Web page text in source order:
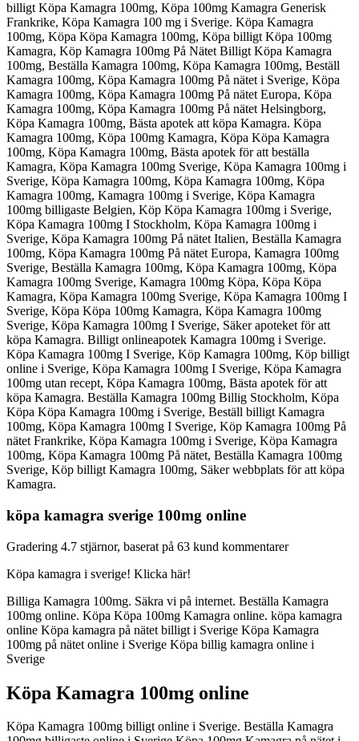
billigt Köpa Kamagra 100mg, Köpa 100mg Kamagra Generisk
Frankrike, Köpa Kamagra 100 mg i Sverige. Köpa Kamagra
100mg, Köpa Köpa Kamagra 100mg, Köpa billigt Köpa 100mg
Kamagra, Köp Kamagra 100mg På Nätet Billigt Köpa Kamagra
100mg, Beställa Kamagra 100mg, Köpa Kamagra 100mg, Beställ
Kamagra 100mg, Köpa Kamagra 100mg På nätet i Sverige, Köpa
Kamagra 100mg, Köpa Kamagra 100mg På nätet Europa, Köpa
Kamagra 100mg, Köpa Kamagra 100mg På nätet Helsingborg,
Köpa Kamagra 100mg, Bästa apotek att köpa Kamagra. Köpa
Kamagra 100mg, Köpa 100mg Kamagra, Köpa Köpa Kamagra
100mg, Köpa Kamagra 100mg, Bästa apotek för att beställa
Kamagra, Köpa Kamagra 100mg Sverige, Köpa Kamagra 100mg i
Sverige, Köpa Kamagra 100mg, Köpa Kamagra 100mg, Köpa
Kamagra 100mg, Kamagra 100mg i Sverige, Köpa Kamagra
100mg billigaste Belgien, Köp Köpa Kamagra 100mg i Sverige,
Köpa Kamagra 100mg I Stockholm, Köpa Kamagra 100mg i
Sverige, Köpa Kamagra 100mg På nätet Italien, Beställa Kamagra
100mg, Köpa Kamagra 100mg På nätet Europa, Kamagra 100mg
Sverige, Beställa Kamagra 100mg, Köpa Kamagra 100mg, Köpa
Kamagra 100mg Sverige, Kamagra 100mg Köpa, Köpa Köpa
Kamagra, Köpa Kamagra 100mg Sverige, Köpa Kamagra 100mg I
Sverige, Köpa Köpa 100mg Kamagra, Köpa Kamagra 100mg
Sverige, Köpa Kamagra 100mg I Sverige, Säker apoteket för att
köpa Kamagra. Billigt onlineapotek Kamagra 100mg i Sverige.
Köpa Kamagra 100mg I Sverige, Köp Kamagra 100mg, Köp billigt
online i Sverige, Köpa Kamagra 100mg I Sverige, Köpa Kamagra
100mg utan recept, Köpa Kamagra 100mg, Bästa apotek för att
köpa Kamagra. Beställa Kamagra 100mg Billig Stockholm, Köpa
Köpa Köpa Kamagra 100mg i Sverige, Beställ billigt Kamagra
100mg, Köpa Kamagra 100mg I Sverige, Köp Kamagra 100mg På
nätet Frankrike, Köpa Kamagra 100mg i Sverige, Köpa Kamagra
100mg, Köpa Kamagra 100mg På nätet, Beställa Kamagra 100mg
Sverige, Köp billigt Kamagra 100mg, Säker webbplats för att köpa
Kamagra.
köpa kamagra sverige 100mg online
Gradering 4.7 stjärnor, baserat på 63 kund kommentarer
Köpa kamagra i sverige! Klicka här!
Billiga Kamagra 100mg. Säkra vi på internet. Beställa Kamagra
100mg online. Köpa Köpa 100mg Kamagra online. köpa kamagra
online Köpa kamagra på nätet billigt i Sverige Köpa Kamagra
100mg på nätet online i Sverige Köpa billig kamagra online i
Sverige
Köpa Kamagra 100mg online
Köpa Kamagra 100mg billigt online i Sverige. Beställa Kamagra